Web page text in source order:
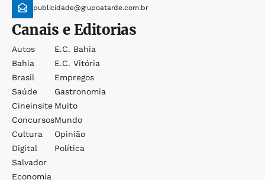
publicidade@grupoatarde.com.br
Canais e Editorias
Autos
Bahia
Brasil
Saúde
Cineinsite
Concursos
Cultura
Digital
Salvador
Economia
E.c. Bahia
E.c. Vitória
Empregos
Gastronomia
Muito
Mundo
Opinião
Política